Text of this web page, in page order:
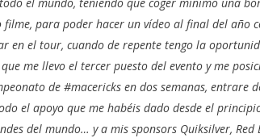
el mundo, teniendo que coger mínimo una
para poder hacer un vídeo al final del año
en el tour, cuando de repente tengo la
me llevo el tercer puesto del evento y me
de #macericks en dos semanas, entrare
el apoyo que me habéis dado desde el
del mundo… y a mis sponsors Quiksilver,